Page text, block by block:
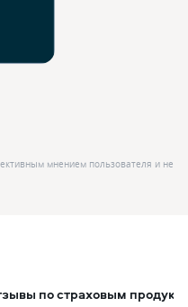
мнением пользователя и не
по страховым